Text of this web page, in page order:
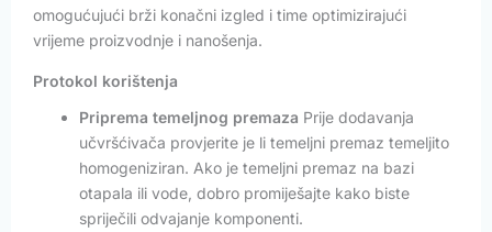
omogućujući brži konačni izgled i time optimizirajući
vrijeme proizvodnje i nanošenja.
Protokol korištenja
Priprema temeljnog premaza Prije dodavanja
učvršćivača provjerite je li temeljni premaz temeljito
homogeniziran. Ako je temeljni premaz na bazi
otapala ili vode, dobro promiješajte kako biste
spriječili odvajanje komponenti.